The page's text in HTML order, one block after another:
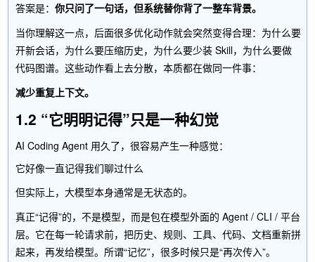
答案是：你只问了一句话，但系统替你背了一整车背景。
当你理解这一点，后面很多优化动作就会突然变得合理：为什么要
开新会话，为什么要压缩历史，为什么要少装 Skill，为什么要做
代码图谱。这些动作看上去分散，本质都在做同一件事：
减少重复上下文。
1.2 “它明明记得”只是一种幻觉
AI Coding Agent 用久了，很容易产生一种感觉：
但实际上，大模型本身通常是无状态的。
真正“记得”的，不是模型，而是包在模型外面的 Agent / CLI / 平台
层。它在每一轮请求前，把历史、规则、工具、代码、文档重新拼
起来，再发给模型。所谓“记忆”，很多时候只是“再次传入”。